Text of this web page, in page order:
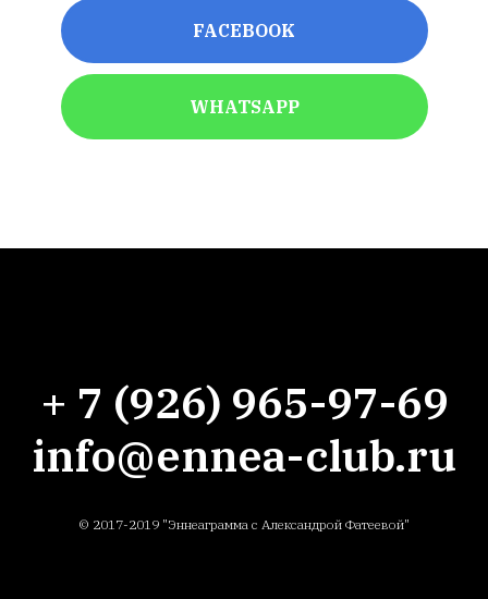
FACEBOOK
WHATSAPP
+ 7 (926) 965-97-69
info@ennea-club.ru
© 2017-2019 "Эннеаграмма с Александрой Фатеевой"